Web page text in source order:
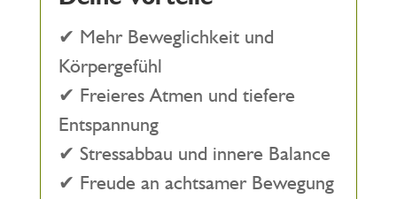
✔ Mehr Beweglichkeit und
Körpergefühl
✔ Freieres Atmen und tiefere
Entspannung
✔ Stressabbau und innere Balance
✔ Freude an achtsamer Bewegung